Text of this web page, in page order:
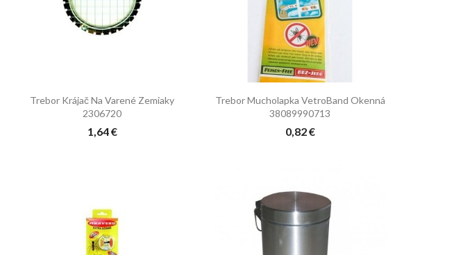
Rýchly náhľad
Trebor Krájač Na Varené Zemiaky
2306720
1,64 €
Rýchly náhľad
Trebor Mucholapka VetroBand Okenná
38089990713
0,82 €